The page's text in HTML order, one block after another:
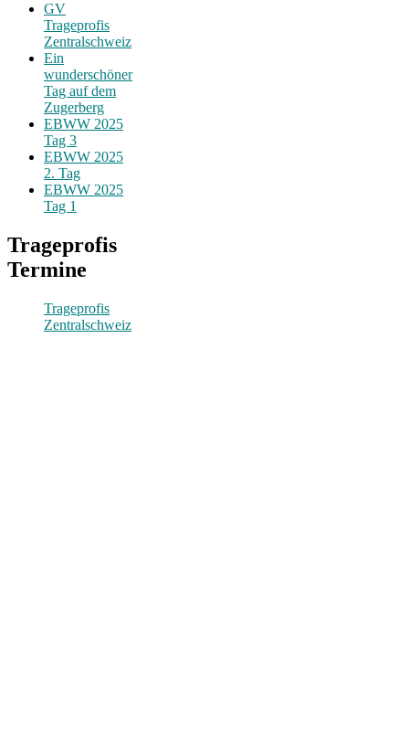
GV
Trageprofis
Zentralschweiz
Ein
wunderschöner
Tag auf dem
Zugerberg
EBWW 2025
Tag 3
EBWW 2025
2. Tag
EBWW 2025
Tag 1
Trageprofis
Termine
Trageprofis
Zentralschweiz